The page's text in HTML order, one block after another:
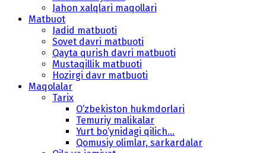
Jahon xalqlari maqollari
Matbuot
Jadid matbuoti
Sovet davri matbuoti
Qayta qurish davri matbuoti
Mustaqillik matbuoti
Hozirgi davr matbuoti
Maqolalar
Tarix
O‘zbekiston hukmdorlari
Temuriy malikalar
Yurt bo‘ynidagi qilich...
Qomusiy olimlar, sarkardalar